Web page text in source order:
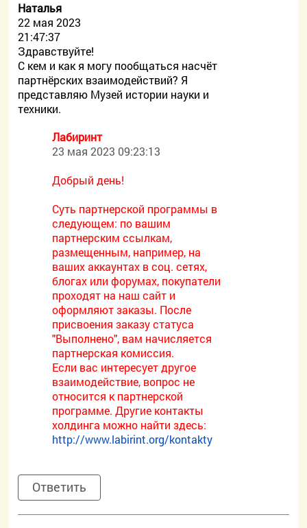
Наталья
22 мая 2023
21:47:37
Здравствуйте!
С кем и как я могу пообщаться насчёт
партнёрских взаимодействий? Я
представляю Музей истории науки и
техники.
Лабиринт
23 мая 2023 09:23:13
Добрый день!
Суть партнерской программы в
следующем: по вашим
партнерским ссылкам,
размещенным, например, на
ваших аккаунтах в соц. сетях,
блогах или форумах, покупатели
проходят на наш сайт и
оформляют заказы. После
присвоения заказу статуса
"Выполнено", вам начисляется
партнерская комиссия.
Если вас интересует другое
взаимодействие, вопрос не
относится к партнерской
программе. Другие контакты
холдинга можно найти здесь:
http://www.labirint.org/kontakty
Ответить